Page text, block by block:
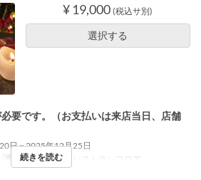
¥ 19,000 (税込サ別)
選択する
要です。（お支払いは来店当日、店舗
日 ~ 2025年12月25日
席のカテゴリ 2F レストランフロア
続きを読む